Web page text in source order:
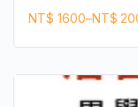
NT$ 1600–NT$